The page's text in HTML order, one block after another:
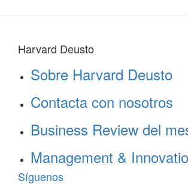
Harvard Deusto
Sobre Harvard Deusto
Contacta con nosotros
Business Review del
Management &
Síguenos